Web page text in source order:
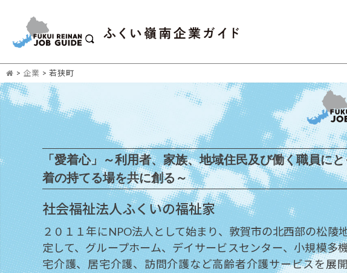
> 企業 > 若狭町
「愛着心」～利用者、家族、地域住民及び働く職員に
着の持てる場を共に創る～
社会福祉法人ふくいの福祉家
２０１１年にNPO法人として始まり、敦賀市の北西部の松陵
定して、グループホーム、デイサービスセンター、小規模多
宅介護、居宅介護、訪問介護など高齢者介護サービスを展